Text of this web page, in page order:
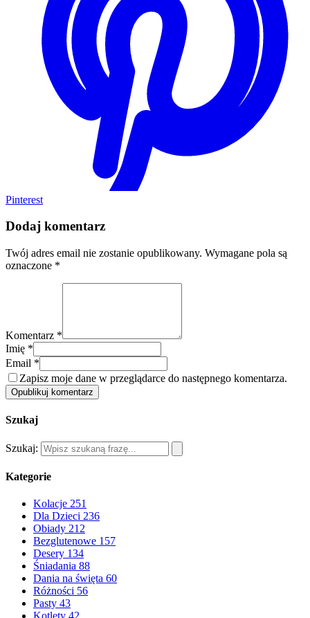
Pinterest
Dodaj komentarz
Twój adres email nie zostanie opublikowany. Wymagane pola są
oznaczone *
Komentarz *
Imię *
Email *
Zapisz moje dane w przeglądarce do następnego komentarza.
Opublikuj komentarz
Szukaj
Szukaj:
Kategorie
Kolacje 251
Dla Dzieci 236
Obiady 212
Bezglutenowe 157
Desery 134
Śniadania 88
Dania na święta 60
Różności 56
Pasty 43